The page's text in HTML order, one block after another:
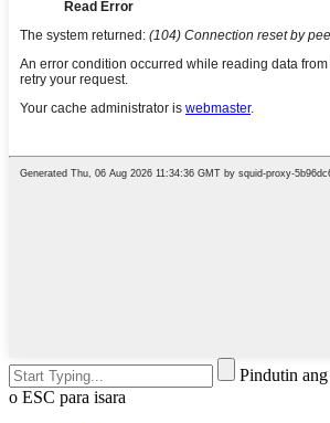
Pindutin ang
o ESC para isara